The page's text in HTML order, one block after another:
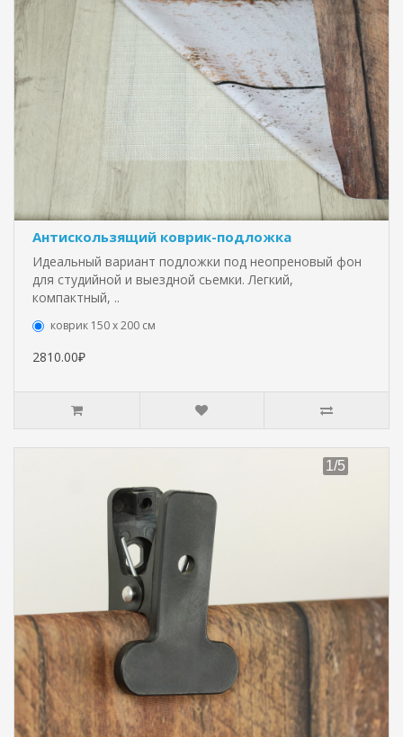
Антискользящий коврик-подложка
Идеальный вариант подложки под неопреновый фон
для студийной и выездной сьемки. Легкий,
компактный, ..
коврик 150 х 200 см
2810.00₽